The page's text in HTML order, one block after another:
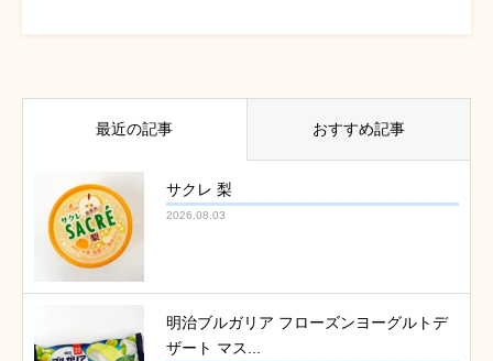
最近の記事 おすすめ記事
サクレ 梨
2026.08.03
明治ブルガリア フローズンヨーグルトデ
ザート マス...